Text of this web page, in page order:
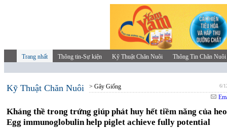
Trang nhất Thông tin-Sự kiện Kỹ Thuật Chăn Nuôi Thông Tin Chăn Nuôi
Kỹ Thuật Chăn Nuôi > Gây Giống 6/
Kháng thề trong trứng giúp phát huy hết tiềm năng của
Egg immunoglobulin help piglet achieve fully potential